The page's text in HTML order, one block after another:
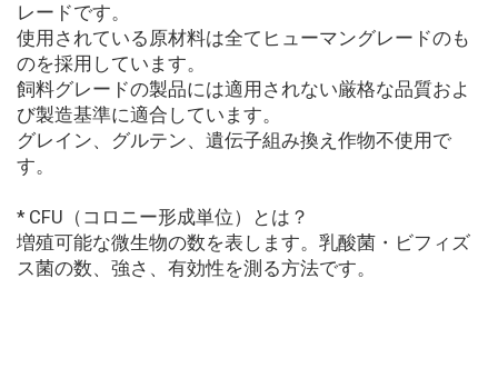
レードです。
使用されている原材料は全てヒューマングレードのも
のを採用しています。
飼料グレードの製品には適用されない厳格な品質およ
び製造基準に適合しています。
グレイン、グルテン、遺伝子組み換え作物不使用で
す。
* CFU（コロニー形成単位）とは？
増殖可能な微生物の数を表します。乳酸菌・ビフィズ
ス菌の数、強さ、有効性を測る方法です。